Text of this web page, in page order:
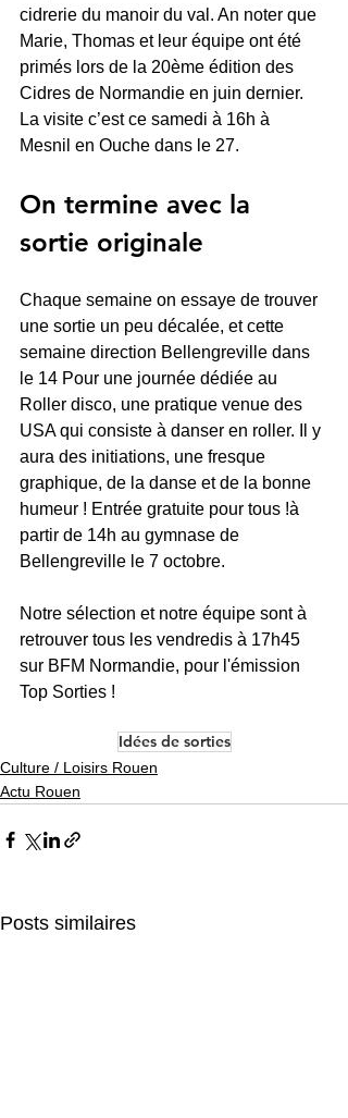
cidrerie du manoir du val. An noter que
Marie, Thomas et leur équipe ont été
primés lors de la 20ème édition des
Cidres de Normandie en juin dernier.
La visite c’est ce samedi à 16h à
Mesnil en Ouche dans le 27.
On termine avec la
sortie originale
Chaque semaine on essaye de trouver
une sortie un peu décalée, et cette
semaine direction Bellengreville dans
le 14 Pour une journée dédiée au
Roller disco, une pratique venue des
USA qui consiste à danser en roller. Il y
aura des initiations, une fresque
graphique, de la danse et de la bonne
humeur ! Entrée gratuite pour tous !à
partir de 14h au gymnase de
Bellengreville le 7 octobre.
Notre sélection et notre équipe sont à
retrouver tous les vendredis à 17h45
sur BFM Normandie, pour l'émission
Top Sorties !
Idées de sorties
Culture / Loisirs Rouen
Actu Rouen
Posts similaires